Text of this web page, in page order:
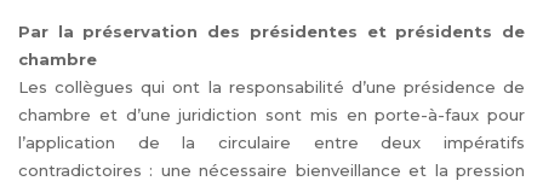
Par la préservation des présidentes et présidents de
chambre
Les collègues qui ont la responsabilité d’une présidence de
chambre et d’une juridiction sont mis en porte-à-faux pour
l’application de la circulaire entre deux impératifs
contradictoires : une nécessaire bienveillance et la pression